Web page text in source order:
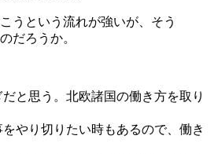
うという流れが強いが、そう
だろうか。
と思う。北欧諸国の働き方を取り
やり切りたい時もあるので、働き